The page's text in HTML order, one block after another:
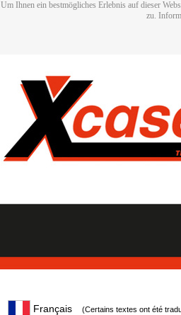
Um Ihnen ein bestmögliches Erlebnis auf dieser
zu.
Français (Certains textes ont été